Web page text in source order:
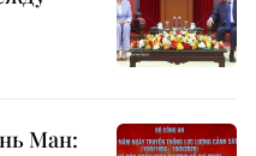
Ман: